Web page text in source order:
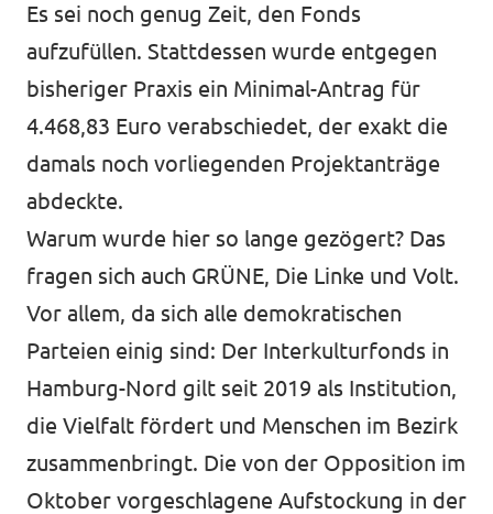
Datenschutz
Es sei noch genug Zeit, den Fonds
aufzufüllen. Stattdessen wurde entgegen
bisheriger Praxis ein Minimal-Antrag für
4.468,83 Euro verabschiedet, der exakt die
damals noch vorliegenden Projektanträge
abdeckte.
Warum wurde hier so lange gezögert? Das
fragen sich auch GRÜNE, Die Linke und Volt.
Vor allem, da sich alle demokratischen
Parteien einig sind: Der Interkulturfonds in
Hamburg-Nord gilt seit 2019 als Institution,
die Vielfalt fördert und Menschen im Bezirk
zusammenbringt. Die von der Opposition im
Oktober vorgeschlagene Aufstockung in der